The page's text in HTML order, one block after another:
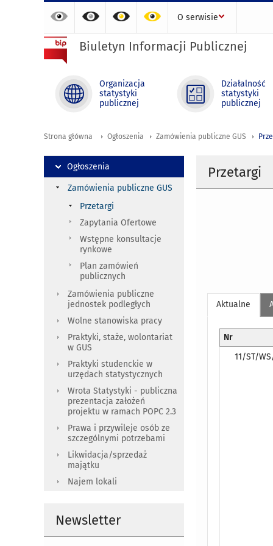
O serwisie
Biuletyn Informacji Publicznej
Organizacja
statystyki
publicznej
Działalność
statystyki
publicznej
Strona główna Ogłoszenia Zamówienia publiczne GUS
Przetargi
Aktualne
Nr
11/ST/
Ogłoszenia
Zamówienia publiczne GUS
Przetargi
Zapytania Ofertowe
Wstępne konsultacje
rynkowe
Plan zamówień
publicznych
Zamówienia publiczne
jednostek podległych
Wolne stanowiska pracy
Praktyki, staże, wolontariat
w GUS
Praktyki studenckie w
urzędach statystycznych
Wrota Statystyki - publiczna
prezentacja założeń
projektu w ramach POPC 2.3
Prawa i przywileje osób ze
szczególnymi potrzebami
Likwidacja/sprzedaż
majątku
Najem lokali
Newsletter